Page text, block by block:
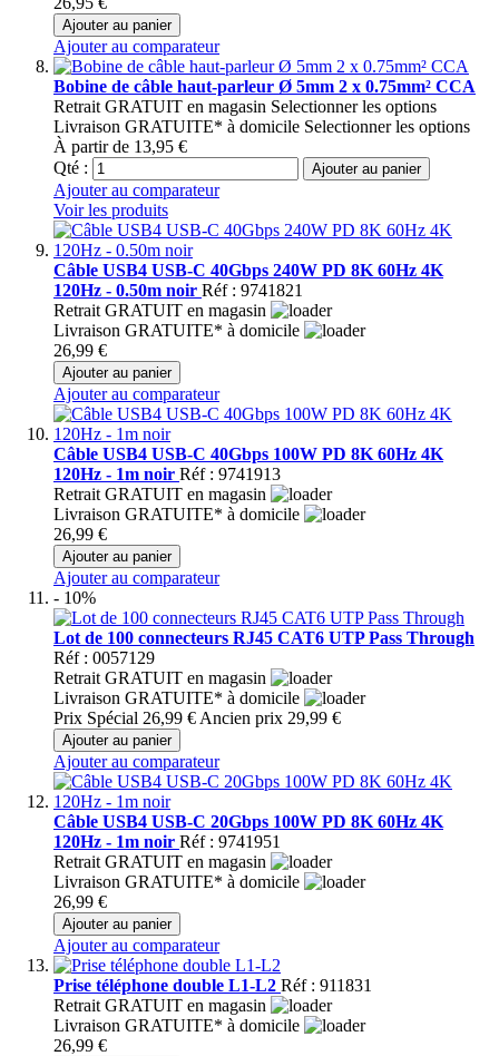
Ajouter au panier
Ajouter au comparateur
Bobine de câble haut-parleur Ø 5mm 2 x 0.75mm² CCA
Retrait GRATUIT en magasin Selectionner les options
Livraison GRATUITE* à domicile Selectionner les options
À partir de 13,95 €
Qté :
Ajouter au panier
Ajouter au comparateur
Voir les produits
Câble USB4 USB-C 40Gbps 240W PD 8K 60Hz 4K
120Hz - 0.50m noir Réf : 9741821
Retrait GRATUIT en magasin
Livraison GRATUITE* à domicile
26,99 €
Ajouter au panier
Ajouter au comparateur
Câble USB4 USB-C 40Gbps 100W PD 8K 60Hz 4K
120Hz - 1m noir Réf : 9741913
Retrait GRATUIT en magasin
Livraison GRATUITE* à domicile
26,99 €
Ajouter au panier
Ajouter au comparateur
- 10%
Lot de 100 connecteurs RJ45 CAT6 UTP Pass Through
Réf : 0057129
Retrait GRATUIT en magasin
Livraison GRATUITE* à domicile
Prix Spécial 26,99 € Ancien prix 29,99 €
Ajouter au panier
Ajouter au comparateur
Câble USB4 USB-C 20Gbps 100W PD 8K 60Hz 4K
120Hz - 1m noir Réf : 9741951
Retrait GRATUIT en magasin
Livraison GRATUITE* à domicile
26,99 €
Ajouter au panier
Ajouter au comparateur
Prise téléphone double L1-L2 Réf : 911831
Retrait GRATUIT en magasin
Livraison GRATUITE* à domicile
26,99 €